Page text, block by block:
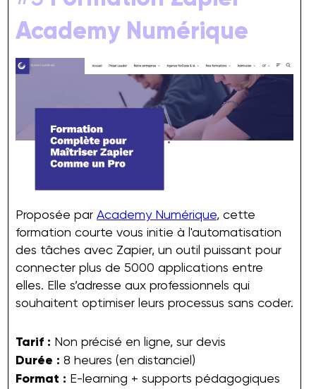
Academy Numérique
Proposée par Academy Numérique, cette
formation courte vous initie à l'automatisation
des tâches avec Zapier, un outil puissant pour
connecter plus de 5000 applications entre
elles. Elle s’adresse aux professionnels qui
souhaitent optimiser leurs processus sans coder.
Tarif : Non précisé en ligne, sur devis
Durée : 8 heures (en distanciel)
Format : E-learning + supports pédagogiques